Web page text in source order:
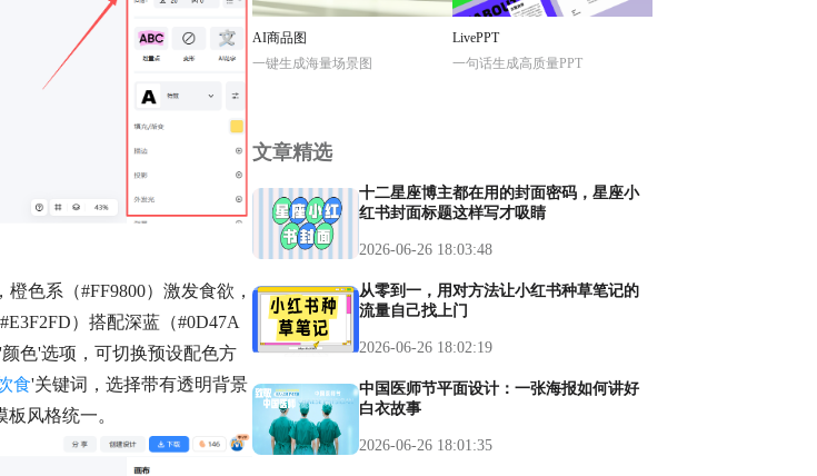
色系（#FF9800）激发食欲，
）搭配深蓝（#0D47A
色'选项，可切换预设配色方
食'关键词，选择带有透明背景
风格统一。
AI商品图
一键生成海量场景图
LivePPT
一句话生成高质量PPT
文章精选
十二星座博主都在用的封面密码，星座小
红书封面标题这样写才吸睛
2026-06-26 18:03:48
从零到一，用对方法让小红书种草笔记的
流量自己找上门
2026-06-26 18:02:19
中国医师节平面设计：一张海报如何讲好
白衣故事
2026-06-26 18:01:35